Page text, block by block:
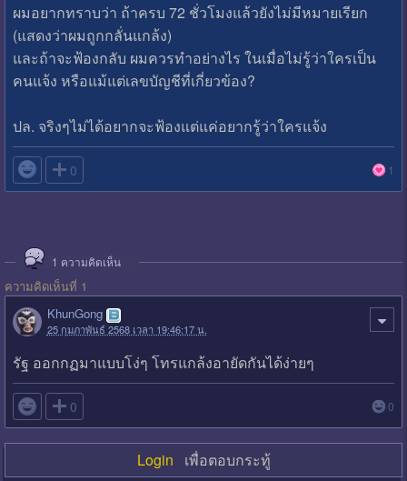
ผมอยากทราบว่า ถ้าครบ 72 ชั่วโมงแล้วยังไม่มีหมายเรียก
(แสดงว่าผมถูกกลั่นแกล้ง)
และถ้าจะฟ้องกลับ ผมควรทำอย่างไร ในเมื่อไม่รู้ว่าใครเป็น
คนแจ้ง หรือแม้แต่เลขบัญชีที่เกี่ยวข้อง?
ปล. จริงๆไม่ได้อยากจะฟ้องแต่แค่อยากรู้ว่าใครแจ้ง
 0 1
1 ความคิดเห็น
ความคิดเห็นที่ 1
KhunGong
25 กุมภาพันธ์ 2568 เวลา 19:46:17 น.
รัฐ ออกกฏมาแบบโง่ๆ โทรแกล้งอายัดกันได้ง่ายๆ
 0 0
Login เพื่อตอบกระทู้